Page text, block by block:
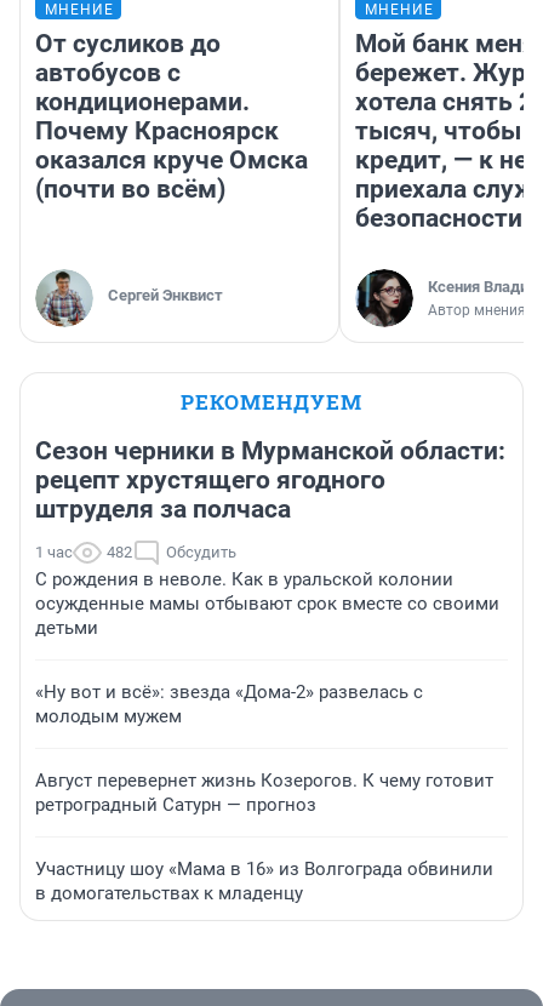
МНЕНИЕ
От сусликов до
автобусов с
кондиционерами.
Почему Красноярск
оказался круче Омска
(почти во всём)
Сергей Энквист
МНЕНИЕ
Мой банк меня
бережет.
хотела снять
тысяч, чтобы
кредит, — к
приехала
безопасности
Ксения
Автор мнения
РЕКОМЕНДУЕМ
Сезон черники в Мурманской области:
рецепт хрустящего ягодного
штруделя за полчаса
1 час 482 Обсудить
С рождения в неволе. Как в уральской колонии
осужденные мамы отбывают срок вместе со своими
детьми
«Ну вот и всё»: звезда «Дома-2» развелась с
молодым мужем
Август перевернет жизнь Козерогов. К чему готовит
ретроградный Сатурн — прогноз
Участницу шоу «Мама в 16» из Волгограда обвинили
в домогательствах к младенцу